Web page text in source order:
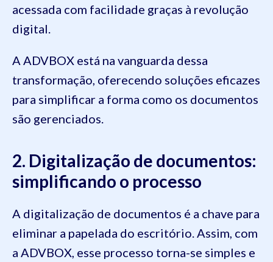
acessada com facilidade graças à revolução
digital.
A ADVBOX está na vanguarda dessa
transformação, oferecendo soluções eficazes
para simplificar a forma como os documentos
são gerenciados.
2. Digitalização de documentos:
simplificando o processo
A digitalização de documentos é a chave para
eliminar a papelada do escritório. Assim, com
a ADVBOX, esse processo torna-se simples e